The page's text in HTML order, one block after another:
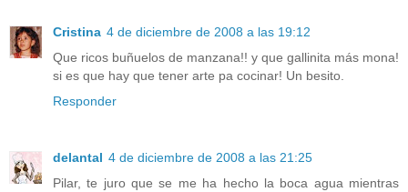
Cristina 4 de diciembre de 2008 a las 19:12
Que ricos buñuelos de manzana!! y que gallinita más mona!
si es que hay que tener arte pa cocinar! Un besito.
Responder
delantal 4 de diciembre de 2008 a las 21:25
Pilar, te juro que se me ha hecho la boca agua mientras